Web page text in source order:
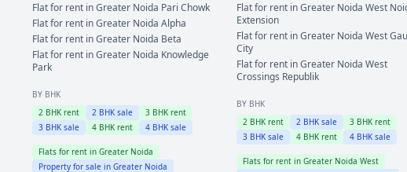
Flat for rent inGreater Noida Pari Chowk
Flat for rent inGreater Noida Alpha
Flat for rent inGreater Noida Beta
Flat for rent inGreater Noida Knowledge
Park
BY BHK
2BHK rent 2BHK sale 3BHK rent
3BHK sale 4BHK rent 4BHK sale
Flats for rent in Greater Noida
Property for sale in Greater Noida
Flat for rent inGreater Noida West
Extension
Flat for rent inGreater Noida West
City
Flat for rent inGreater Noida West
Crossings Republik
BY BHK
2 BHK rent 2 BHK sale 3 BHK rent
3 BHK sale 4 BHK rent 4 BHK sale
Flats for rent inGreater Noida West